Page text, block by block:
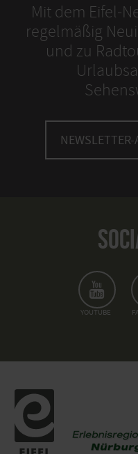
Mit dem Eifel-
regelmäßig
und zu
YOUTUBE